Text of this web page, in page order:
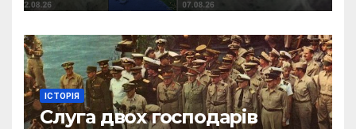
ІСТОРІЯ
Слуга двох господарів